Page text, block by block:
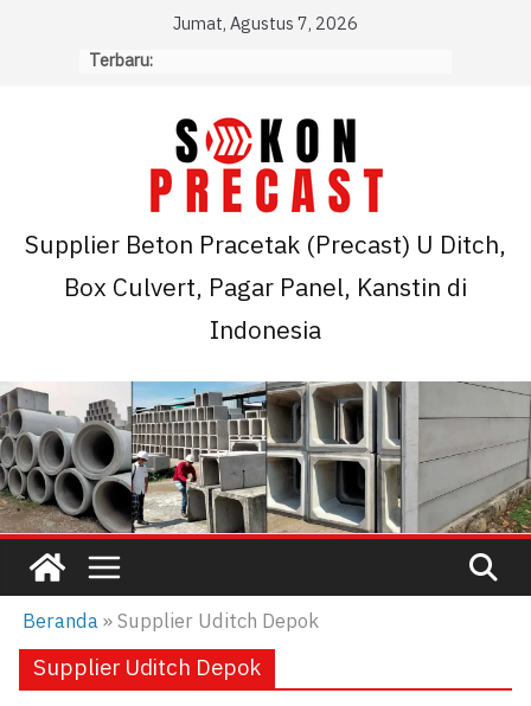
Jumat, Agustus 7, 2026
Terbaru:
Supplier Beton Pracetak (Precast) U Ditch,
Box Culvert, Pagar Panel, Kanstin di
Indonesia
Beranda»Supplier Uditch Depok
Supplier Uditch Depok